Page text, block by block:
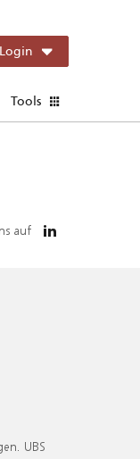
Login
Tools
auf
UBS